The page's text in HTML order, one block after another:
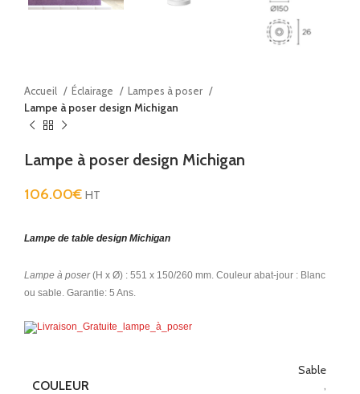
Accueil Éclairage
Lampes à poser
Lampe à poser design Michigan
Lampe à poser design Michigan
106.00€ HT
Lampe de table design Michigan
Lampe à poser(H x Ø) : 551 x 150/260 mm. Couleur abat-jour : Blanc
ou sable. Garantie: 5 Ans.
COULEUR
Sable
,